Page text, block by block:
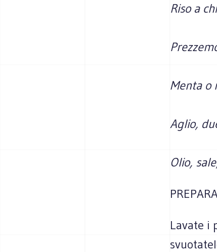
Riso a
Menta o
Aglio,
Olio,
Lavate i